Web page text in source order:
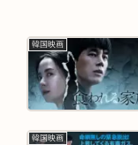
韓国映画
韓国映画